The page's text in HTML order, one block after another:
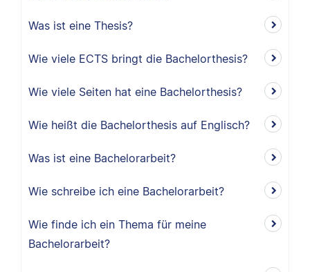
Was ist eine Thesis?
Wie viele ECTS bringt die Bachelorthesis?
Wie viele Seiten hat eine Bachelorthesis?
Wie heißt die Bachelorthesis auf Englisch?
Was ist eine Bachelorarbeit?
Wie schreibe ich eine Bachelorarbeit?
Wie finde ich ein Thema für meine
Bachelorarbeit?